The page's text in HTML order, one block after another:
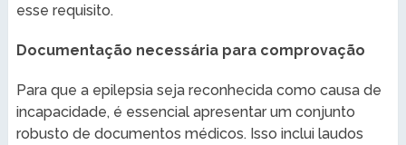
esse requisito.
Documentação necessária para comprovação
Para que a epilepsia seja reconhecida como causa de
incapacidade, é essencial apresentar um conjunto
robusto de documentos médicos. Isso inclui laudos